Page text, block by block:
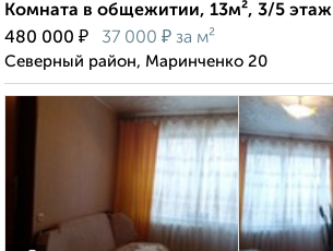
Комната в общежитии, 13м², 3/5 этаж
480 000 ₽ 37 000 ₽ за м²
Северный район, Маринченко 20